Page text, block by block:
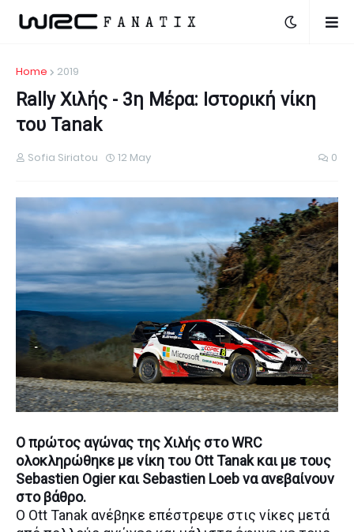
Home 2019
Rally Χιλής - 3η Μέρα: Ιστορική νίκη
του Tanak
Sofia Siriatou 12 May 0
Ο πρώτος αγώνας της Χιλής στο WRC
ολοκληρώθηκε με νίκη του Ott Tanak και με τους
Sebastien Ogier και Sebastien Loeb να ανεβαίνουν
στο βάθρο.
O Ott Tanak ανέβηκε επέστρεψε στις νίκες μετά